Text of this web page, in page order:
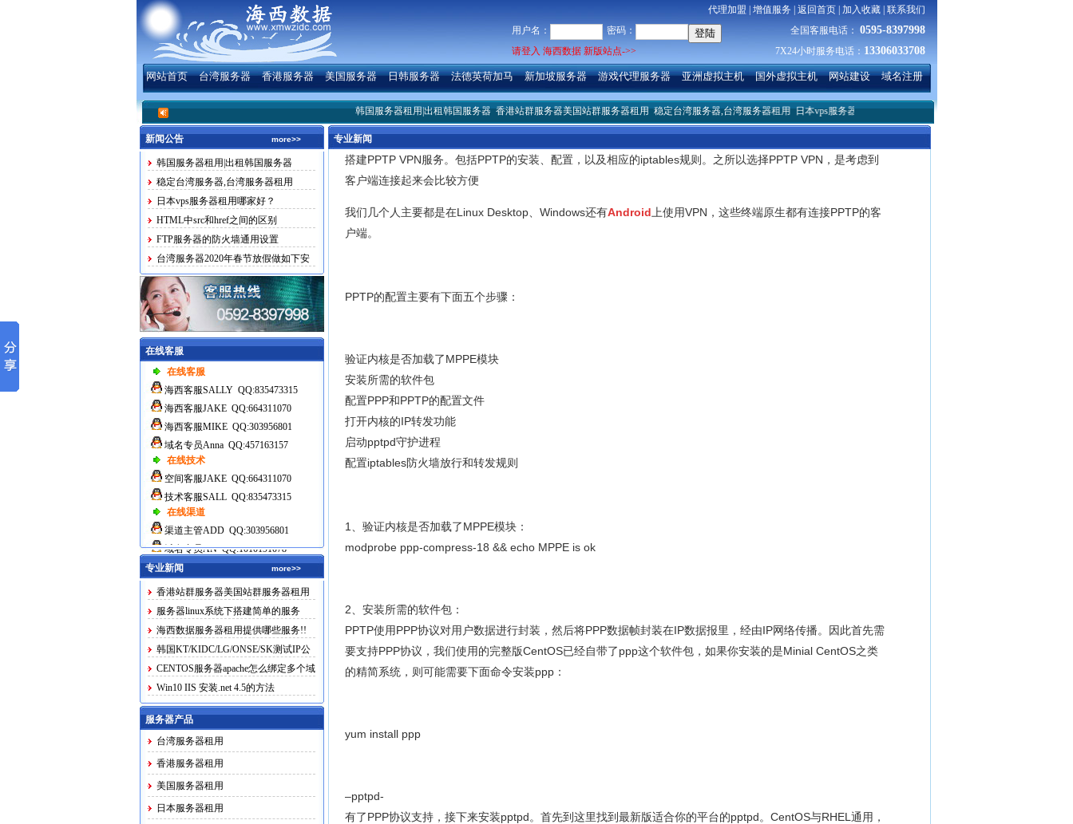
代理加盟 增值服务| 返回首页| 加入收藏| 联系我们
全国客服电话： 0595-8397998
7X24小时服务电话： 13306033708
用户名：
密码：
请登入 海西数据 新版站点->>
网站首页 台湾服务器 香港服务器 美国服务器 日韩服务器 法德英荷加马 新加坡服务器 游戏代理服务器 亚洲虚拟主机 国外虚拟主机 网站建设 域名注册
韩国服务器租用|出租韩国服务器香港站群服务器美国站群服务器租用稳定台湾服务器,台湾服务器租用日本vps服务器租用哪家好？服务器linux系统下搭建简单的服务
新闻公告 more>>
韩国服务器租用|出租韩国服务器
稳定台湾服务器,台湾服务器租用
日本vps服务器租用哪家好？
HTML中src和href之间的区别
FTP服务器的防火墙通用设置
台湾服务器2020年春节放假做如下安
排
在线客服
在线客服
海西客服SALLY QQ:835473315
海西客服JAKE QQ:664311070
海西客服MIKE QQ:303956801
域名专员Anna QQ:457163157
在线技术
空间客服JAKE QQ:664311070
技术客服SALL QQ:835473315
在线渠道
渠道主管ADD QQ:303956801
域名专员AN QQ:1010191078
专业新闻
more>>
香港站群服务器美国站群服务器租用
服务器linux系统下搭建简单的服务
海西数据服务器租用提供哪些服务!!
韩国KT/KIDC/LG/ONSE/SK测试IP公
布CENTOS服务器apache怎么绑定多个域
名Win10 IIS 安装.net 4.5的方法
服务器产品
台湾服务器租用
香港服务器租用
美国服务器租用
日本服务器租用
专业新闻
搭建PPTP VPN服务。包括PPTP的安装、配置，以及相应的iptables规则。之所以选择PPTP VPN，是考虑到
客户端连接起来会比较方便
我们几个人主要都是在Linux Desktop、Windows还有Android 上使用VPN，这些终端原生都有连接PPTP的客
户端。
PPTP的配置主要有下面五个步骤：
验证内核是否加载了MPPE模块
安装所需的软件包
配置PPP和PPTP的配置文件
打开内核的IP转发功能
启动pptpd守护进程
配置iptables防火墙放行和转发规则
1、验证内核是否加载了MPPE模块：
modprobe ppp-compress-18 && echo MPPE is ok
2、安装所需的软件包：
PPTP使用PPP协议对用户数据进行封装，然后将PPP数据帧封装在IP数据报里，经由IP网络传播。因此首先需
要支持PPP协议，我们使用的完整版CentOS已经自带了ppp这个软件包，如果你安装的是Minial CentOS之类
的精简系统，则可能需要下面命令安装ppp：
yum install ppp
–pptpd-
有了PPP协议支持，接下来安装pptpd。首先到这里找到最新版适合你的平台的pptpd。CentOS与RHEL通用，